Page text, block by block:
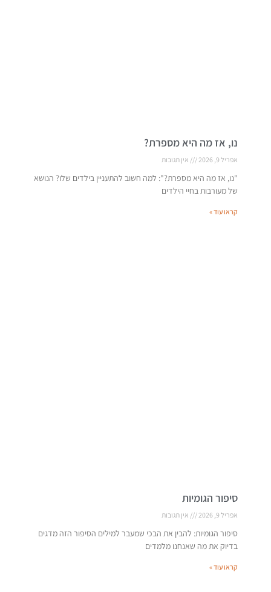
נו, אז מה היא מספרת?
אפריל 9, 2026 אין תגובות
"נו, אז מה היא מספרת?": למה חשוב להתעניין בילדים שלו? הנושא
של מעורבות בחיי הילדים
קראו עוד »
סיפור הגומיות
אפריל 9, 2026 אין תגובות
סיפור הגומיות: להבין את הבכי שמעבר למילים הסיפור הזה מדגים
בדיוק את מה שאנחנו מלמדים
קראו עוד »